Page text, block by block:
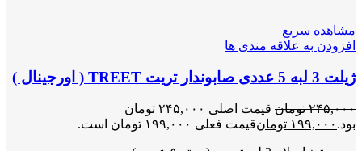
مشاهده سریع
افزودن به علاقه مندی ها
ژیلت 3 لبه 5 عددی صابوندار تریت TREET ( اورجینال )
۲۴۵,۰۰۰ تومان
قیمت اصلی ۲۴۵,۰۰۰ تومان
بود. ۱۹۹,۰۰۰ تومانقیمت فعلی ۱۹۹,۰۰۰ تومان است.